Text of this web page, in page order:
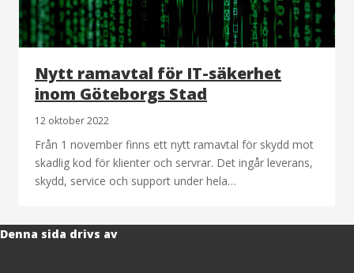
Nytt ramavtal för IT-säkerhet
inom Göteborgs Stad
12 oktober 2022
Från 1 november finns ett nytt ramavtal för skydd mot
skadlig kod för klienter och servrar. Det ingår leverans,
skydd, service och support under hela…
Denna sida drivs av